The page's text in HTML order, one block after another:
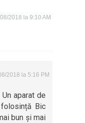
2018 la 9:10 AM
2018 la 5:16 PM
aparat de
Bic
bun și mai